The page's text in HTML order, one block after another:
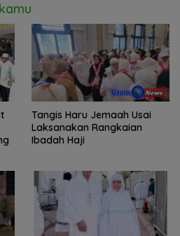
Tangis Haru Jemaah Usai
Laksanakan Rangkaian
Ibadah Haji